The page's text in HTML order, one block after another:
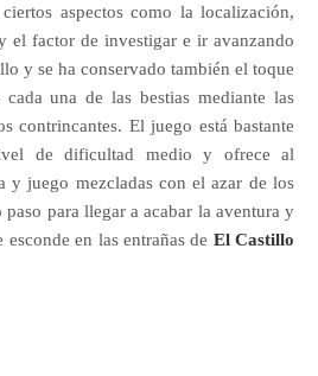
aspectos como la localización,
el factor de investigar e ir avanzando
y se ha conservado también el toque
una de las bestias mediante las
contrincantes. El juego está bastante
de dificultad medio y ofrece al
y juego mezcladas con el azar de los
para llegar a acabar la aventura y
en las entrañas de El Castillo